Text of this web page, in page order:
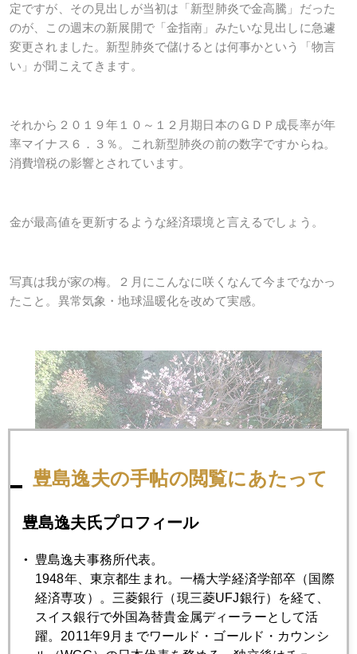
定ですが、その見出しが当初は「新型肺炎で金高騰」だった
のが、この週末の新展開で「金指南」みたいな見出しに急遽
変更されました。新型肺炎で儲けるとは何事かという「物言
い」が聞こえてきます。
それから２０１９年１０～１２月期日本のＧＤＰ成長率が年
率マイナス６．３％。これ新型肺炎の前の数字ですからね。
消費増税の影響とされています。
金が最高値を更新するような経済環境と言えるでしょう。
写真は我が家の梅。２月にこんなに咲くなんて今までなかっ
たこと。異常気象・地球温暖化を改めて実感。
2020年
1月 2月 3月 4月 5月
豊島逸夫の手帖の閲覧にあたって
豊島逸夫氏プロフィール
豊島逸夫事務所代表。
1948年、東京都生まれ。一橋大学経済学部卒（国際
経済専攻）。三菱銀行（現三菱UFJ銀行）を経て、
スイス銀行で外国為替貴金属ディーラーとして活
躍。2011年9月までワールド・ゴールド・カウンシ